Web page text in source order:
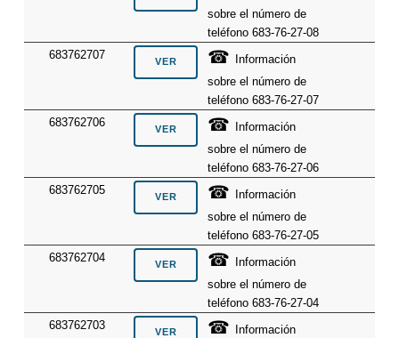
sobre el número de
teléfono 683-76-27-08
683762707
☎
Información
sobre el número de
teléfono 683-76-27-07
683762706
☎
Información
sobre el número de
teléfono 683-76-27-06
683762705
☎
Información
sobre el número de
teléfono 683-76-27-05
683762704
☎
Información
sobre el número de
teléfono 683-76-27-04
683762703
☎
Información